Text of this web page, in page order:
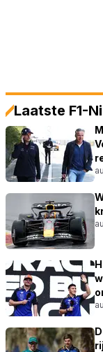
Laatste F1-